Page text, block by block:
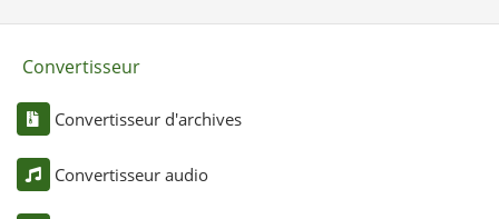
Convertisseur
Convertisseur d'archives
Convertisseur audio